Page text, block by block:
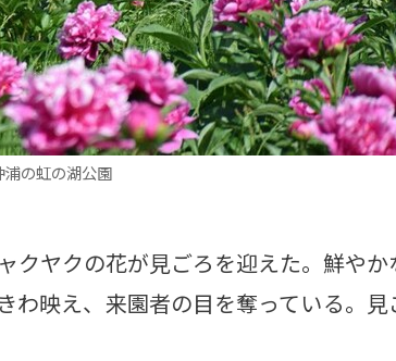
の虹の湖公園
ヤクの花が見ごろを迎えた。鮮やか
わ映え、来園者の目を奪っている。見